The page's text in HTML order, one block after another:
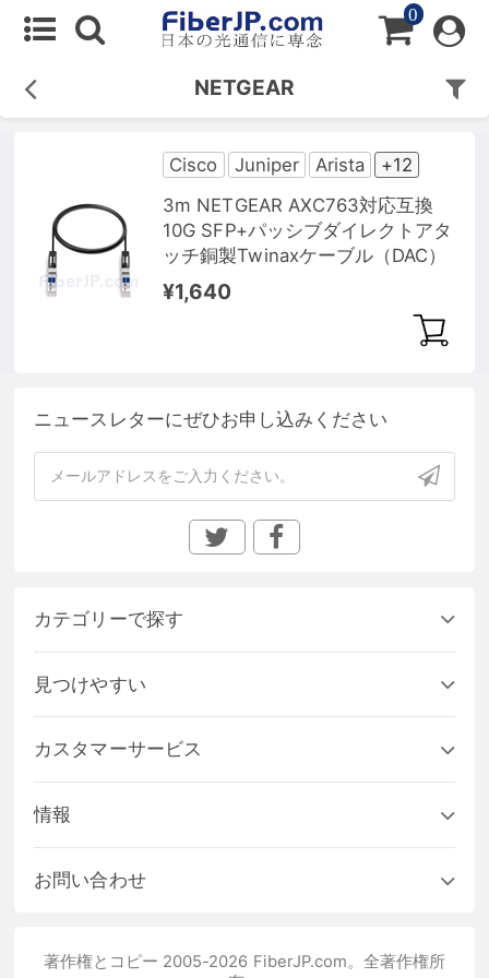
0
NETGEAR
Cisco Juniper Arista
+12
3m NETGEAR AXC763対応互換
10G SFP+パッシブダイレクトアタ
ッチ銅製Twinaxケーブル（DAC）
¥1,640
ニュースレターにぜひお申し込みください
カテゴリーで探す
見つけやすい
カスタマーサービス
情報
お問い合わせ
著作権とコピー 2005-2026 FiberJP.com。全著作権所